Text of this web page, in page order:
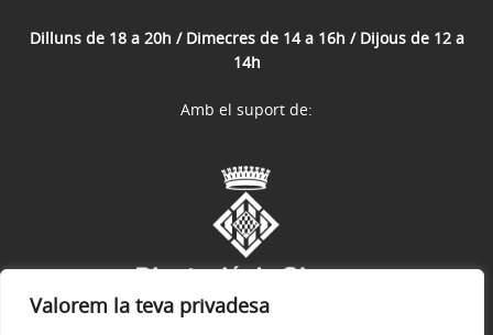
Valorem la teva privadesa
Dilluns de 18 a 20h / Dimecres de 14 a 16h / Dijous de 12 a
14h
Amb el suport de: